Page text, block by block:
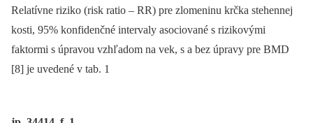
Relatívne riziko (risk ratio –⁠ RR) pre zlomeninu krčka stehennej
kosti, 95% konfidenčné intervaly asociované s rizikovými
faktormi s úpravou vzhľadom na vek, s a bez úpravy pre BMD
[8] je uvedené v tab. 1